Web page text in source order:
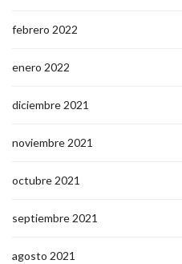
febrero 2022
enero 2022
diciembre 2021
noviembre 2021
octubre 2021
septiembre 2021
agosto 2021